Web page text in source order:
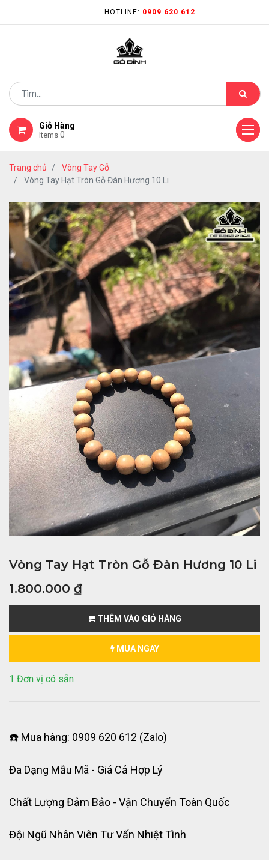
HOTLINE: 0909 620 612
Giỏ Hàng
Items 0
Trang chủ
Vòng Tay Gỗ
Vòng Tay Hạt Tròn Gỗ Đàn Hương 10 Li
Vòng Tay Hạt Tròn Gỗ Đàn Hương 10 Li
1.800.000 ₫
THÊM VÀO GIỎ HÀNG
MUA NGAY
1 Đơn vị có sẵn
☎️ Mua hàng: 0909 620 612 (Zalo)
Đa Dạng Mẫu Mã - Giá Cả Hợp Lý
Chất Lượng Đảm Bảo - Vận Chuyển Toàn Quốc
Đội Ngũ Nhân Viên Tư Vấn Nhiệt Tình